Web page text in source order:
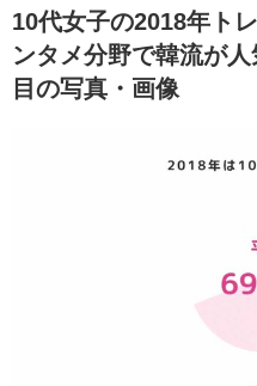
10代女子の2018年ト
ンタメ分野で韓流が
目の写真・画像